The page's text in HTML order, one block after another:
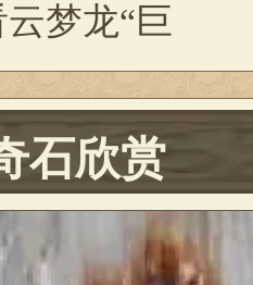
梦龙“巨
石欣赏